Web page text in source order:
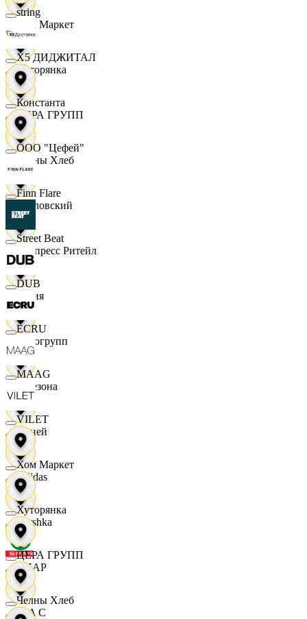
Хом Маркет
Хуторянка
ЦЕРА ГРУПП
Челны Хлеб
Чкаловский
Экспресс Ритейл
Юлия
Яркогрупп
4 Сезона
7 дней
Adidas
Bershka
СПАР
M A C
string
X5 ДИДЖИТАЛ
Константа
ООО "Цефей"
Finn Flare
Street Beat
DUB
ECRU
MAAG
VILET
Хом Маркет
Хуторянка
ЦЕРА ГРУПП
Челны Хлеб